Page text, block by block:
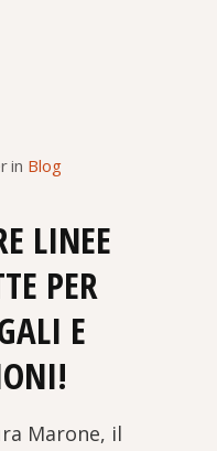
in Blog
LINEE
PER
E
Marone, il